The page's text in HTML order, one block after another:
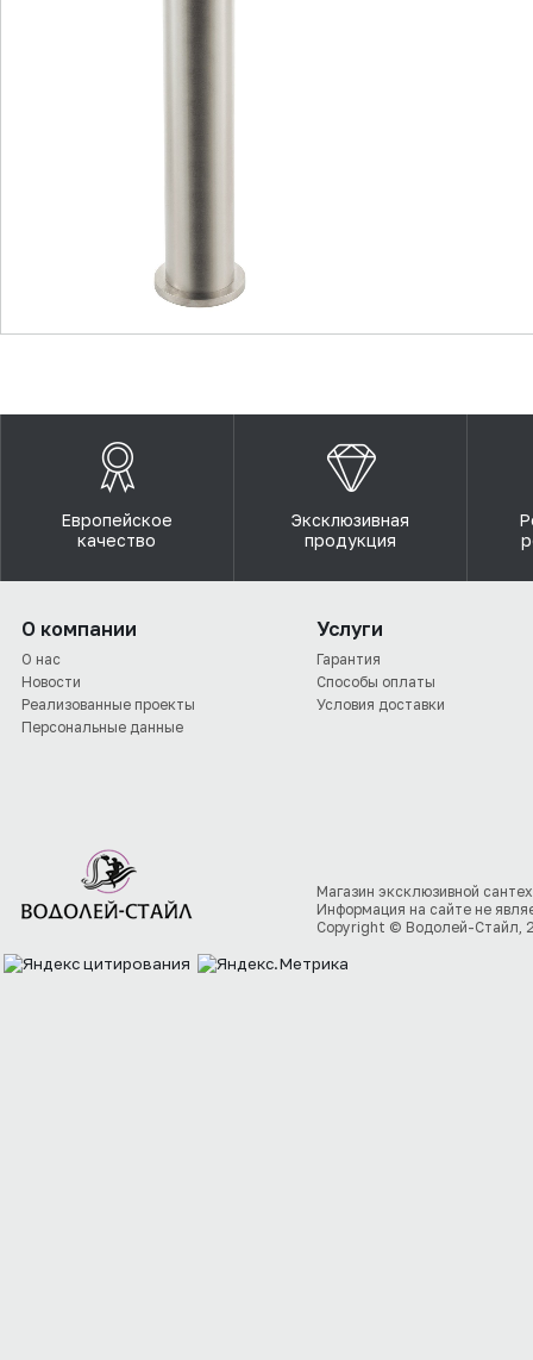
Европейское
качество
Эксклюзивная
продукция
О компании
О нас
Новости
Реализованные проекты
Персональные данные
Услуги
Гарантия
Способы оплаты
Условия доставки
Магазин эксклюзивной
Информация на сайте не
Copyright © Водолей-Стайл,